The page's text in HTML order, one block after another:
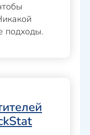
подходы.